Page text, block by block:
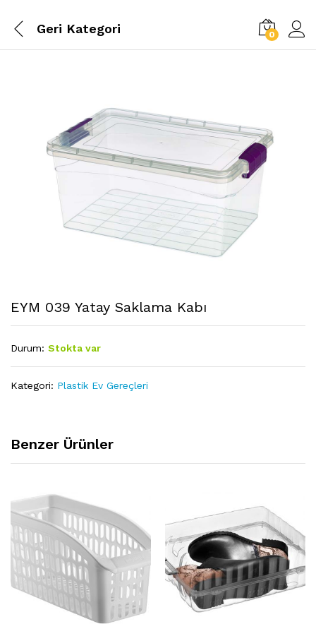
Geri Kategori 0
EYM 039 Yatay Saklama Kabı
Durum: Stokta var
Kategori: Plastik Ev Gereçleri
Benzer Ürünler